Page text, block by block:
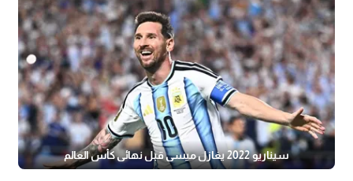
سيناريو 2022 يغازل ميسي قبل نهائي كأس العالم